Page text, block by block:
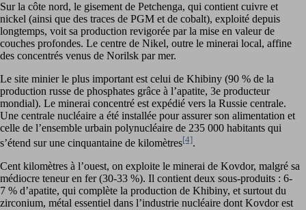
Sur la côte nord, le gisement de Petchenga, qui contient cuivre et
nickel (ainsi que des traces de PGM et de cobalt), exploité depuis
longtemps, voit sa production revigorée par la mise en valeur de
couches profondes. Le centre de Nikel, outre le minerai local, affine
des concentrés venus de Norilsk par mer.
Le site minier le plus important est celui de Khibiny (90 % de la
production russe de phosphates grâce à l’apatite, 3e producteur
mondial). Le minerai concentré est expédié vers la Russie centrale.
Une centrale nucléaire a été installée pour assurer son alimentation et
celle de l’ensemble urbain polynucléaire de 235 000 habitants qui
s’étend sur une cinquantaine de kilomètres[4].
Cent kilomètres à l’ouest, on exploite le minerai de Kovdor, malgré sa
médiocre teneur en fer (30-33 %). Il contient deux sous-produits : 6-
7 % d’apatite, qui complète la production de Khibiny, et surtout du
zirconium, métal essentiel dans l’industrie nucléaire dont Kovdor est